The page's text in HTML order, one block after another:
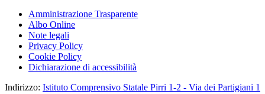
Amministrazione Trasparente
Albo Online
Note legali
Privacy Policy
Cookie Policy
Dichiarazione di accessibilità
Indirizzo: Istituto Comprensivo Statale Pirri 1-2 - Via dei Partigiani 1